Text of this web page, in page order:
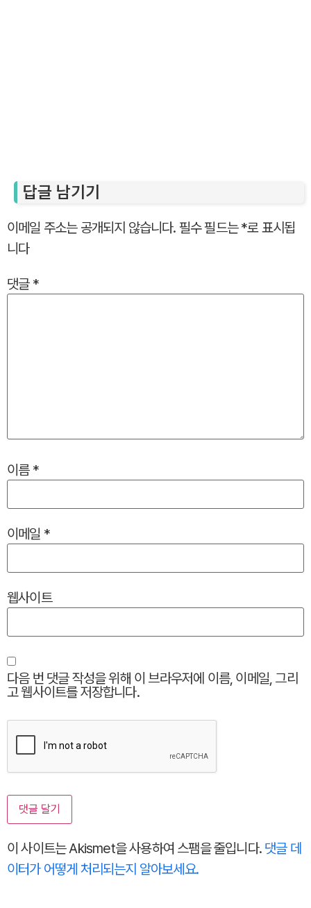
답글 남기기
이메일 주소는 공개되지 않습니다. 필수 필드는*로 표시됩
니다
댓글 *
이름 *
이메일 *
웹사이트
다음 번 댓글 작성을 위해 이 브라우저에 이름, 이메일, 그리
고 웹사이트를 저장합니다.
이 사이트는 Akismet을 사용하여 스팸을 줄입니다. 댓글 데
이터가 어떻게 처리되는지 알아보세요.